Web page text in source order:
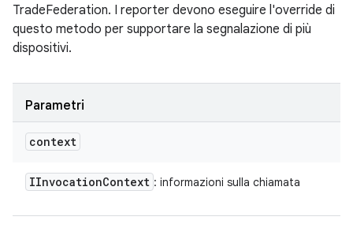
TradeFederation. I reporter devono eseguire l'override di
questo metodo per supportare la segnalazione di più
dispositivi.
Parametri
context
IInvocationContext : informazioni sulla chiamata